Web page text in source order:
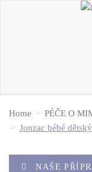
Home
PÉČE O
Jonzac bébé
NAŠE